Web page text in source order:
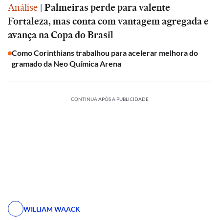
Análise | Palmeiras perde para valente
Fortaleza, mas conta com vantagem agregada e
avança na Copa do Brasil
Como Corinthians trabalhou para acelerar melhora do
gramado da Neo Química Arena
CONTINUA APÓS A PUBLICIDADE
WILLIAM WAACK